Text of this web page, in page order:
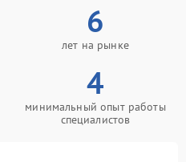
6
лет на рынке
4
минимальный опыт работы
специалистов